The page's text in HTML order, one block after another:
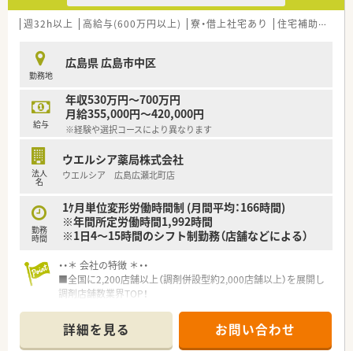
＜こんな方にもオススメ＞
■若い世代が毎年入る環境で、自身もスキルアップしたい方
等々…
少しでも気になった方はお問い合わせくださいませ
店舗における平均残業時間は月5時間から6時間程度です。
■年間休日は114日設定されており、入社6ヶ月後には1時間単位
の9時から18時までと規則的な働き方が可能です。
【こんな方にオススメ】
■調剤業務をメインに行いつつ、OTC医薬品やサプリメントなど
の予防医療に関しても幅広い知識を身につけたい方。
■充実した福利厚生や手厚いサポート体制が整っている、経営基
■個人のスキルアップを支援する制度が豊富な環境で、専門性を
高めながら多様なキャリアパスを描いていきたい方。
週32h以上 高給与(600万円以上) 寮・借上社宅あり 住宅補助(手当)あり
勤務地
広島県 広島市中区
給与
年収530万円～700万円
月給355,000円～420,000円
※経験や選択コースにより異なります
法人
名
ウエルシア薬局株式会社
ウエルシア 広島広瀬北町店
勤務
時間
1ｹ月単位変形労働時間制 (月間平均：166時間)
※年間所定労働時間1,992時間
※1日4～15時間のシフト制勤務（店舗などによる）
・・＊ 会社の特徴 ＊・・
■全国に2,200店舗以上（調剤併設型約2,000店舗以上）を展開し
調剤店舗数業界TOP！
頑張り次第で高給与も可能！
■経験や勤務コースによりますが、経験の少ない方でも500万前
詳細を見る お問い合わせ